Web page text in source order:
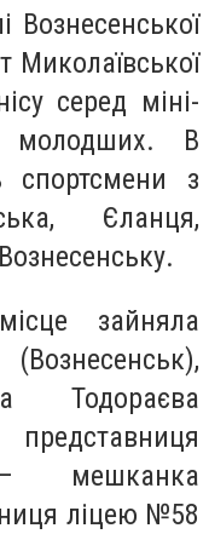
Вознесенської
серед міні-
молодших. В
спортсмени з
Єланця,
зайняла
Тодораєва
мешканка
ліцею №58